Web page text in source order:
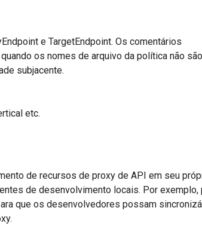
e TargetEndpoint. Os comentários
os nomes de arquivo da política não são
subjacente.
etc.
de recursos de proxy de API em seu
de desenvolvimento locais. Por exemplo,
que os desenvolvedores possam